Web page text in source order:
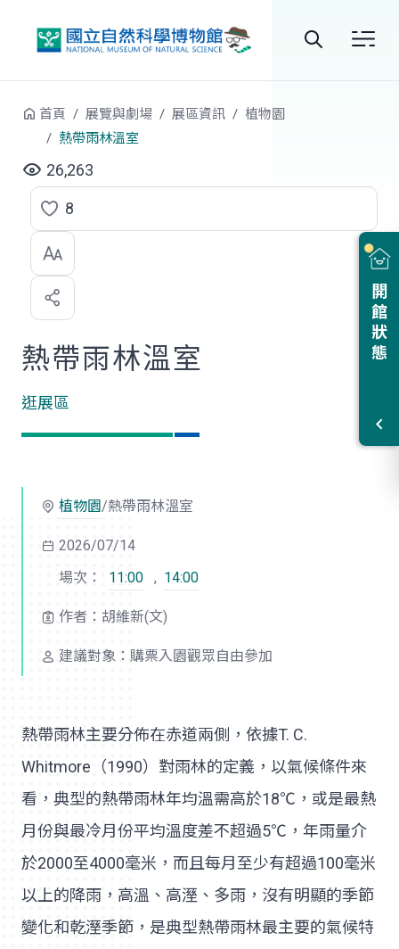
開館狀態
首頁 展覽與劇場 展區資訊
植物園
熱帶雨林溫室
26,263
點
選
喜
歡
8
熱帶雨林溫室
逛展區
植物園/熱帶雨林溫室
2026/07/14
場次：
11:00 , 14:00
作者：胡維新(文)
建議對象：購票入園觀眾自由參加
熱帶雨林主要分佈在赤道兩側，依據T. C.
Whitmore（1990）對雨林的定義，以氣候條件來
看，典型的熱帶雨林年均溫需高於18℃，或是最熱
月份與最冷月份平均溫度差不超過5℃，年雨量介
於2000至4000毫米，而且每月至少有超過100毫米
以上的降雨，高溫、高溼、多雨，沒有明顯的季節
變化和乾溼季節，是典型熱帶雨林最主要的氣候特